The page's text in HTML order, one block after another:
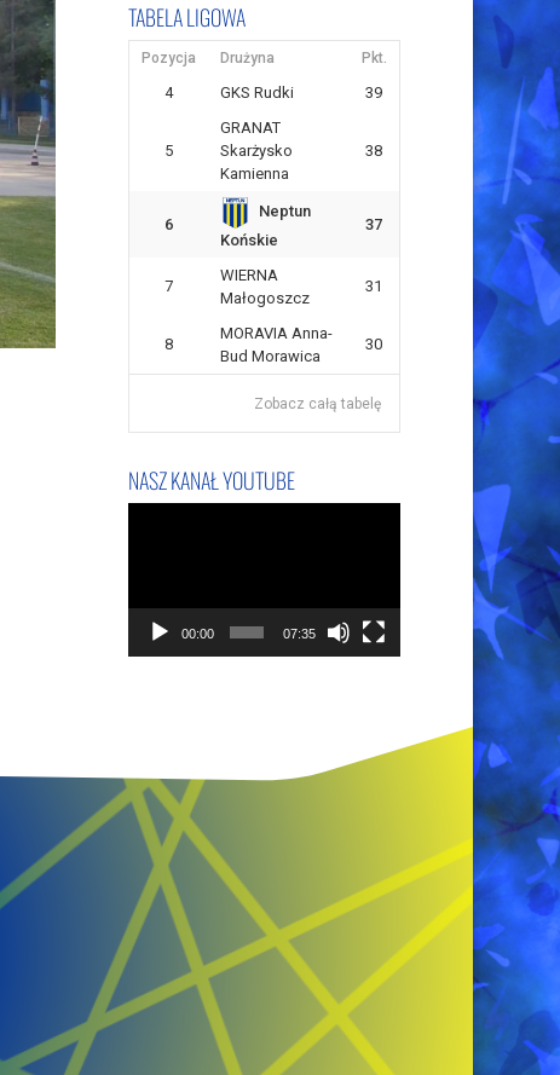
TABELA LIGOWA
Pozycja Drużyna Pkt.
4 GKS Rudki 39
5
GRANAT
Skarżysko
Kamienna
38
6
Neptun
Końskie
37
7
WIERNA
Małogoszcz
31
8
MORAVIA Anna-
Bud Morawica
30
Zobacz całą tabelę
NASZ KANAŁ YOUTUBE
00:00 07:35